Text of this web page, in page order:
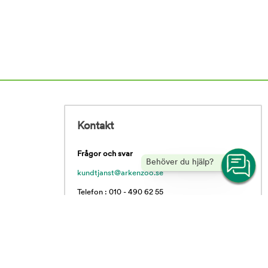
Behöver du hjälp?
Kontakt
Frågor och svar
kundtjanst@arkenzoo.se
Telefon : 010 - 490 62 55